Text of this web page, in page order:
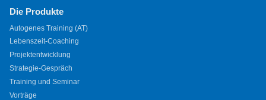
Die Produkte
Autogenes Training (AT)
Lebenszeit-Coaching
Projektentwicklung
Strategie-Gespräch
Training und Seminar
Vorträge